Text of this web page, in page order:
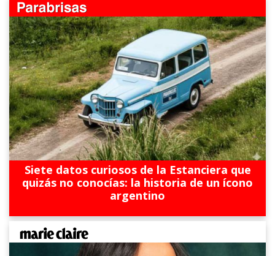
Siete datos curiosos de la Estanciera que
quizás no conocías: la historia de un ícono
argentino